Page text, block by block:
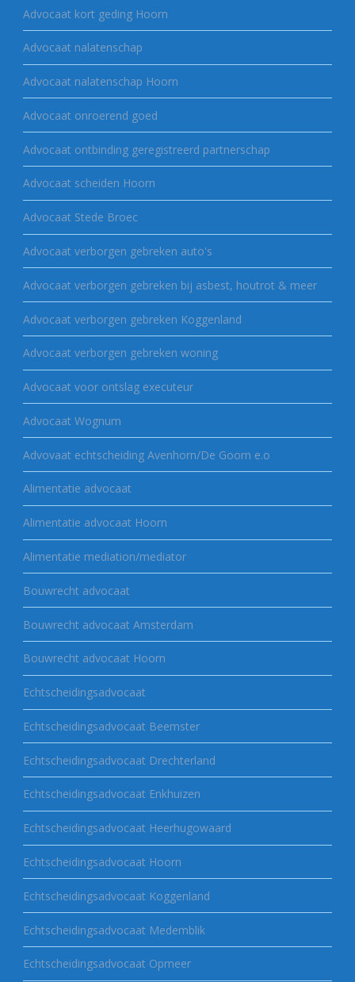
Advocaat kort geding Hoorn
Advocaat nalatenschap
Advocaat nalatenschap Hoorn
Advocaat onroerend goed
Advocaat ontbinding geregistreerd partnerschap
Advocaat scheiden Hoorn
Advocaat Stede Broec
Advocaat verborgen gebreken auto's
Advocaat verborgen gebreken bij asbest, houtrot & meer
Advocaat verborgen gebreken Koggenland
Advocaat verborgen gebreken woning
Advocaat voor ontslag executeur
Advocaat Wognum
Advovaat echtscheiding Avenhorn/De Goorn e.o
Alimentatie advocaat
Alimentatie advocaat Hoorn
Alimentatie mediation/mediator
Bouwrecht advocaat
Bouwrecht advocaat Amsterdam
Bouwrecht advocaat Hoorn
Echtscheidingsadvocaat
Echtscheidingsadvocaat Beemster
Echtscheidingsadvocaat Drechterland
Echtscheidingsadvocaat Enkhuizen
Echtscheidingsadvocaat Heerhugowaard
Echtscheidingsadvocaat Hoorn
Echtscheidingsadvocaat Koggenland
Echtscheidingsadvocaat Medemblik
Echtscheidingsadvocaat Opmeer